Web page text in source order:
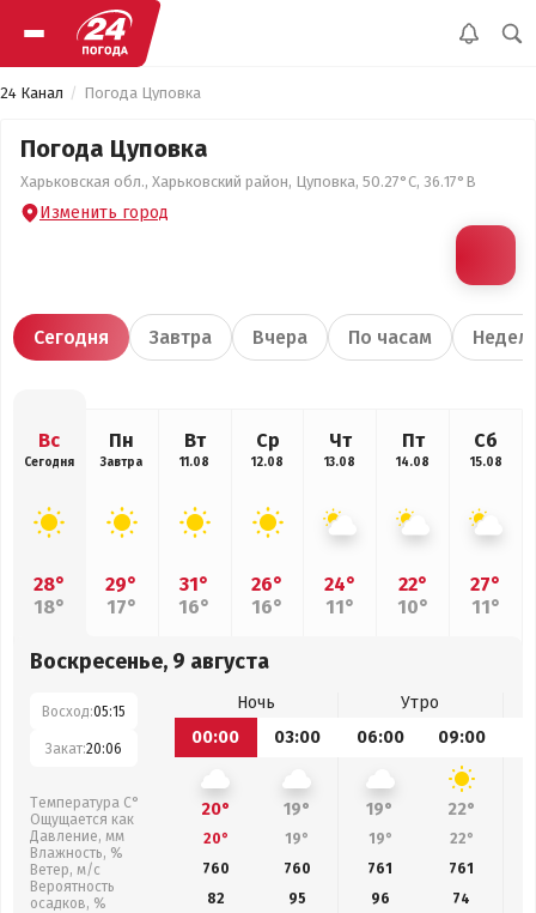
24 Канал Погода Цуповка
Погода Цуповка
Харьковская обл., Харьковский район, Цуповка, 50.27°С, 36.17°В
Изменить город
Сегодня Завтра Вчера По часам
Вс
Сегодня
28°
18°
Пн
Завтра
29°
17°
Вт
11.08
31°
16°
Ср
12.08
26°
16°
Чт
13.08
24°
11°
Пт
14.08
22°
10°
Сб
15.08
27°
11°
Воскресенье, 9 августа
Восход:05:15
Закат:20:06
Температура С°
Ощущается как
Давление, мм
Влажность, %
Ветер, м/с
Вероятность
осадков, %
Ночь
Утро
00:00
03:00 06:00 09:00
20° 19° 19° 22°
20° 19° 19° 22°
760
760 761 761
82
95 96 74